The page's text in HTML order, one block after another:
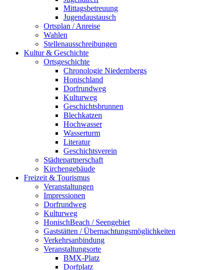
Mittagsbetreuung
Jugendaustausch
Ortsplan / Anreise
Wahlen
Stellenausschreibungen
Kultur & Geschichte
Ortsgeschichte
Chronologie Niedernbergs
Honischland
Dorfrundweg
Kulturweg
Geschichtsbrunnen
Blechkatzen
Hochwasser
Wasserturm
Literatur
Geschichtsverein
Städtepartnerschaft
Kirchengebäude
Freizeit & Tourismus
Veranstaltungen
Impressionen
Dorfrundweg
Kulturweg
HonischBeach / Seengebiet
Gaststätten / Übernachtungsmöglichkeiten
Verkehrsanbindung
Veranstaltungsorte
BMX-Platz
Dorfplatz